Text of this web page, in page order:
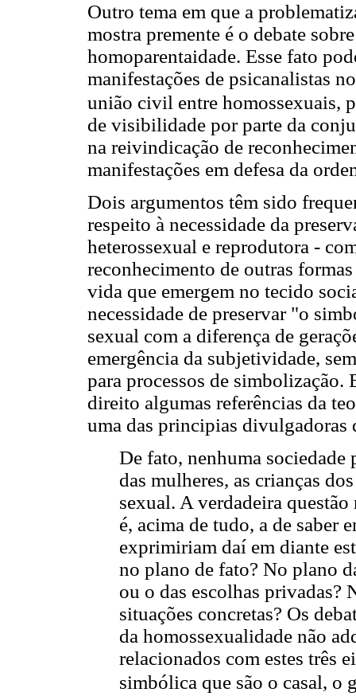
Outro tema em que a
mostra premente é o debate
homoparentaidade. Esse fato
manifestações de psicanalistas
união civil entre homossexuais,
de visibilidade por parte da
na reivindicação de
manifestações em defesa da
Dois argumentos têm sido
respeito à necessidade da
heterossexual e reprodutora -
reconhecimento de outras
vida que emergem no tecido
necessidade de preservar "o
sexual com a diferença de
emergência da subjetividade,
para processos de simbolização.
direito algumas referências da
uma das principias divulgadoras
De fato, nenhuma
das mulheres, as crianças
sexual. A verdadeira questão
é, acima de tudo, a de saber
exprimiriam daí em diante
no plano de fato? No plano
ou o das escolhas privadas?
situações concretas? Os
da homossexualidade não
relacionados com estes três
simbólica que são o casal, o